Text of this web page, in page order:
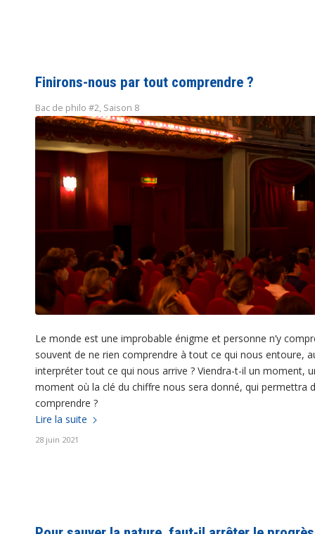
Finirons-nous par tout comprendre ?
Bac de philo #2, Saison 8
Le monde est une improbable énigme et personne n’y
souvent de ne rien comprendre à tout ce qui nous entoure,
interpréter tout ce qui nous arrive ? Viendra-t-il un moment,
moment où la clé du chiffre nous sera donné, qui permettra
comprendre ?
Lire la suite
28 juin 2021